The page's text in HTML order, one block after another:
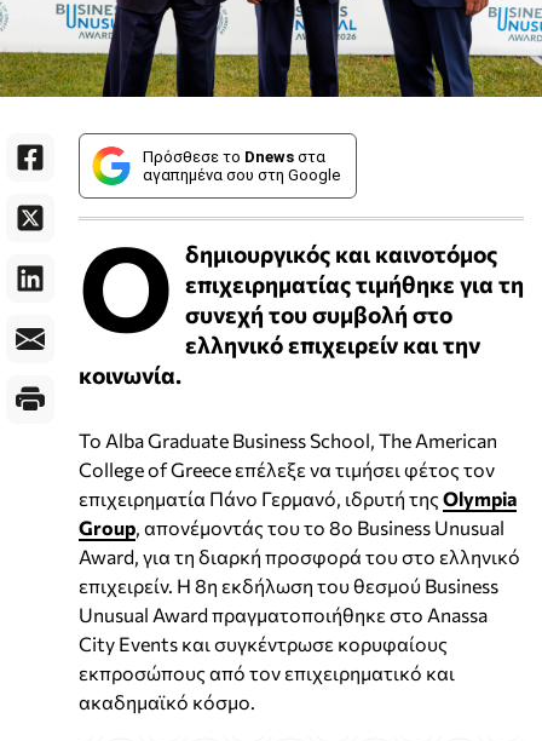
Πρόσθεσε το Dnews στα
αγαπημένα σου στη Google
Ο δημιουργικός και καινοτόμος
επιχειρηματίας τιμήθηκε για τη
συνεχή του συμβολή στο
ελληνικό επιχειρείν και την
κοινωνία.
Το Alba Graduate Business School, The American
College of Greece επέλεξε να τιμήσει φέτος τον
επιχειρηματία Πάνο Γερμανό, ιδρυτή της Olympia
Group, απονέμοντάς του το 8ο Business Unusual
Award, για τη διαρκή προσφορά του στο ελληνικό
επιχειρείν. Η 8η εκδήλωση του θεσμού Business
Unusual Award πραγματοποιήθηκε στο Anassa
City Events και συγκέντρωσε κορυφαίους
εκπροσώπους από τον επιχειρηματικό και
ακαδημαϊκό κόσμο.